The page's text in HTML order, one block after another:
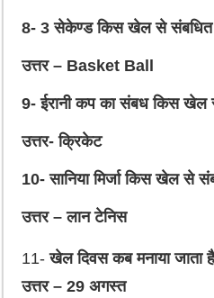
8- 3 सेकेण्ड किस खेल से संबधित
उत्तर – Basket Ball
9-ईरानी कप का संबध किस खेल
उत्तर- क्रिकेट
10-सानिया मिर्जा किस खेल से
उत्तर – लान टेनिस
11- खेल दिवस कब मनाया जाता
उत्तर – 29 अगस्त